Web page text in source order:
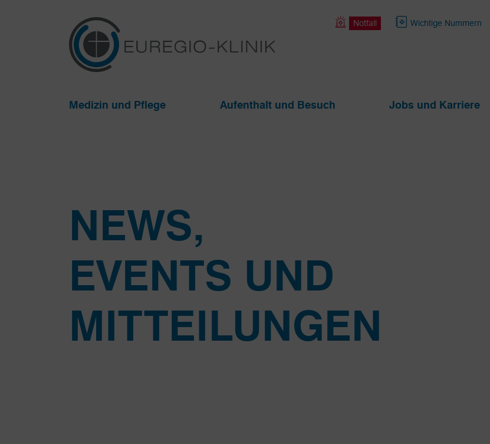
Notfall Wichtige Nummern
Medizin und Pflege Aufenthalt und Besuch Jobs und Karriere
NEWS,
EVENTS UND
MITTEILUNGEN